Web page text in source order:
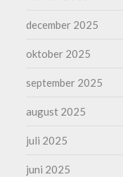
december 2025
oktober 2025
september 2025
august 2025
juli 2025
juni 2025